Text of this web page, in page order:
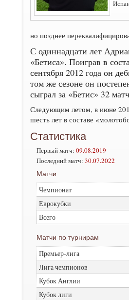
но позднее
С одиннадцати лет
«Бетиса». Поиграв в
сентября 2012 года он
том же сезоне он
сыграл за «Бетис» 32
Следующим летом, в июне
шесть лет в составе
Статистика
Первый матч: 09.08.2019
Последний матч: 30.07.2022
Матчи
Чемпионат
Еврокубки
Всего
Матчи по турнирам
Премьер-лига
Лига чемпионов
Кубок Англии
Кубок лиги